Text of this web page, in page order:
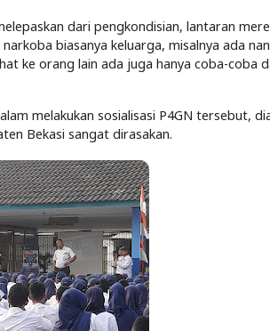
dari pengkondisian, lantaran
biasanya keluarga, misalnya ada
ke orang lain ada juga hanya coba-coba
melakukan sosialisasi P4GN tersebut,
Bekasi sangat dirasakan.